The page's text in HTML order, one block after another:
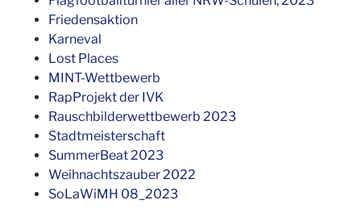
Friedensaktion
Karneval
Lost Places
MINT-Wettbewerb
RapProjekt der IVK
Rauschbilderwettbewerb 2023
Stadtmeisterschaft
SummerBeat 2023
Weihnachtszauber 2022
SoLaWiMH 08_2023